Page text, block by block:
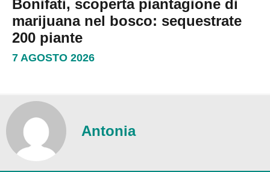
Bonifati, scoperta piantagione di
marijuana nel bosco: sequestrate
200 piante
7 AGOSTO 2026
Antonia